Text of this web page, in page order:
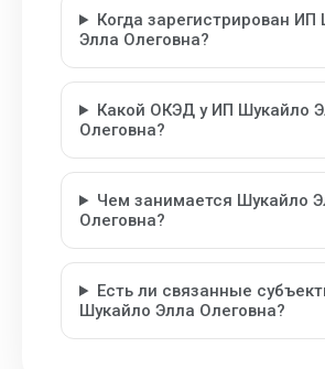
Когда зарегистрирован ИП
Элла Олеговна?
Какой ОКЭД у ИП Шукайло
Олеговна?
Чем занимается Шукайло
Олеговна?
Есть ли связанные
Шукайло Элла Олеговна?